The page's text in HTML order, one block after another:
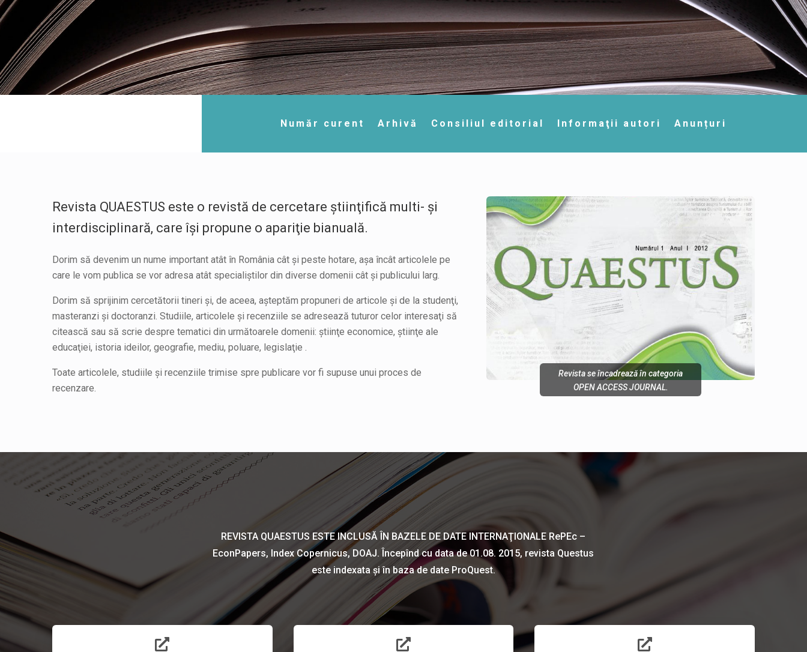
Număr curent Arhivă Consiliul editorial Informaţii autori Anunțuri
Revista QUAESTUS este o revistă de cercetare ştiinţifică multi- şi
interdisciplinară, care îşi propune o apariţie bianuală.
Dorim să devenim un nume important atât în România cât şi peste hotare, aşa încât articolele pe
care le vom publica se vor adresa atât specialiştilor din diverse domenii cât şi publicului larg.
Dorim să sprijinim cercetătorii tineri şi, de aceea, aşteptăm propuneri de articole şi de la studenţi,
masteranzi şi doctoranzi. Studiile, articolele şi recenziile se adresează tuturor celor interesaţi să
citească sau să scrie despre tematici din următoarele domenii: ştiinţe economice, ştiinţe ale
educaţiei, istoria ideilor, geografie, mediu, poluare, legislaţie .
Toate articolele, studiile şi recenziile trimise spre publicare vor fi supuse unui proces de
recenzare.
Revista se încadrează în categoria
OPEN ACCESS JOURNAL.
REVISTA QUAESTUS ESTE INCLUSĂ ÎN BAZELE DE DATE INTERNAŢIONALE RePEc –
EconPapers, Index Copernicus, DOAJ. Începînd cu data de 01.08. 2015, revista Questus
este indexata şi în baza de date ProQuest.
  